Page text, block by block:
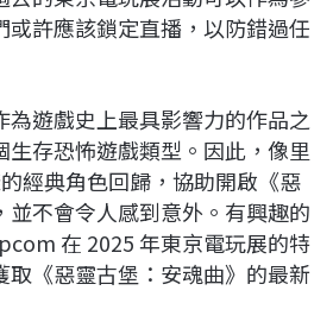
或許應該鎖定直播，以防錯過任
為遊戲史上最具影響力的作品之
生存恐怖遊戲類型。因此，像里
經典角色回歸，協助開啟《惡
並不會令人感到意外。有興趣的
在 2025 年東京電玩展的特
取《惡靈古堡：安魂曲》的最新